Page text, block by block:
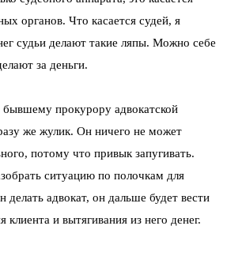
органов. Что касается судей, я
судьи делают такие ляпы. Можно себе
за деньги.
бывшему прокурору адвокатской
же жулик. Он ничего не может
потому что привык запугивать.
ситуацию по полочкам для
делать адвокат, он дальше будет вести
клиента и вытягивания из него денег.